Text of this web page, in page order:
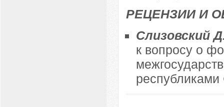
РЕЦЕНЗИИ И
Слизовский
к вопросу о